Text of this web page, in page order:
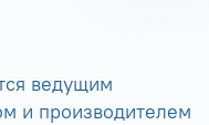
ведущим
и производителем